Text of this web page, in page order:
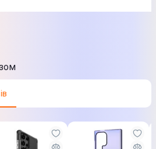
від представленого на фото,
можуть змінюватися
у менеджера